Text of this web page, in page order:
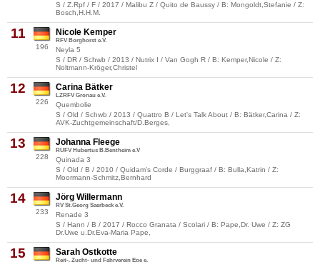
S / Z.Rpf / F / 2017 / Malibu Z / Quito de Baussy / B: Mongoldt,Stefanie / Z:
Bosch,H.H.M.
11
196
Nicole Kemper
RFV Borghorst e.V.
Neyla 5
S / DR / Schwb / 2013 / Nutrix I / Van Gogh R / B: Kemper,Nicole / Z:
Noltmann-Kröger,Christel
12
226
Carina Bätker
LZRFV Gronau e.V.
Quembolie
S / Old / Schwb / 2013 / Quattro B / Let's Talk About / B: Bätker,Carina / Z:
AVK-Zuchtgemeinschaft/D.Berges,
13
228
Johanna Fleege
RUFV Hubertus B.Bentheim e.V
Quinada 3
S / Old / B / 2010 / Quidam's Corde / Burggraaf / B: Bulla,Katrin / Z:
Moormann-Schmitz,Bernhard
14
233
Jörg Willermann
RV St.Georg Saerbeck e.V.
Renade 3
S / Hann / B / 2017 / Rocco Granata / Scolari / B: Pape,Dr. Uwe / Z: ZG
Dr.Uwe u.Dr.Eva-Maria Pape,
15 Sarah Ostkotte
Reit-, Zucht- und Fahrverein Epe e.